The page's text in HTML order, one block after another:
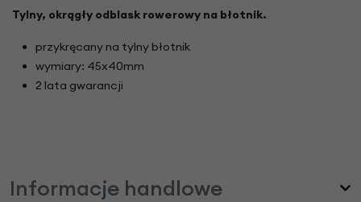
Tylny, okrągły odblask rowerowy na błotnik.
przykręcany na tylny błotnik
wymiary: 45x40mm
2 lata gwarancji
Informacje handlowe